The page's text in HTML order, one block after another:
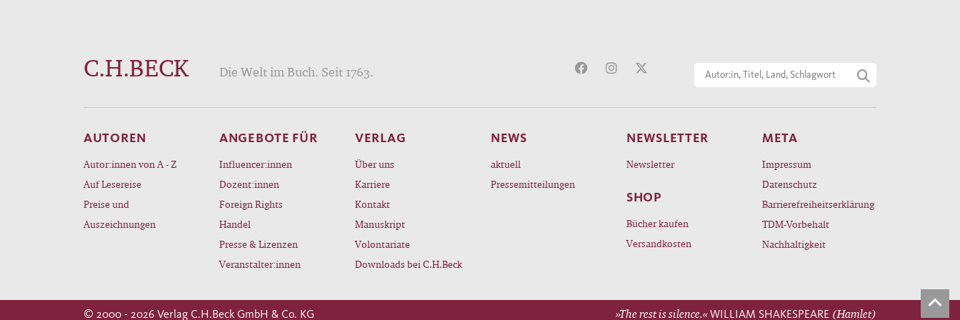
dieses, sondern auch für die übrigen hellenistischen Reiche
C.H.BECK Die Welt im Buch. Seit 1763.
AUTOREN
Autor:innen von A - Z
Auf Lesereise
Preise und
Auszeichnungen
ANGEBOTE FÜR
Influencer:innen
Dozent:innen
Foreign Rights
Handel
Presse & Lizenzen
Veranstalter:innen
VERLAG
Über uns
Karriere
Kontakt
Manuskript
Volontariate
Downloads bei C.H.Beck
NEWS
aktuell
Pressemitteilungen
NEWSLETTER
Newsletter
SHOP
Bücher kaufen
Versandkosten
META
Impressum
Datenschutz
Barrierefreiheitserklärung
TDM-Vorbehalt
Nachhaltigkeit
© 2000 - 2026 Verlag C.H.Beck GmbH & Co. KG »The rest is silence.«WILLIAM SHAKESPEARE (Hamlet)